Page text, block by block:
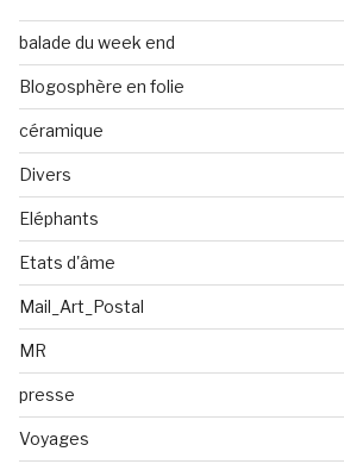
balade du week end
Blogosphère en folie
céramique
Divers
Eléphants
Etats d'âme
Mail_Art_Postal
MR
presse
Voyages